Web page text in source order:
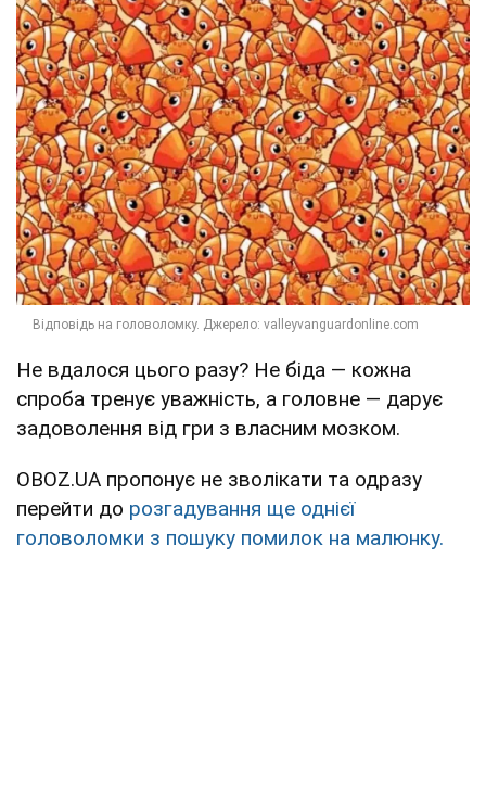
Не вдалося цього разу? Не біда — кожна
спроба тренує уважність, а головне — дарує
задоволення від гри з власним мозком.
OBOZ.UA пропонує не зволікати та одразу
перейти до розгадування ще однієї
головоломки з пошуку помилок на малюнку.